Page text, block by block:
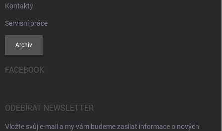
Kontakty
Servisní práce
Archiv
FACEBOOK
ODEBÍRAT NEWSLETTER
Vložte svůj e-mail a my vám budeme zasílat informace o nových